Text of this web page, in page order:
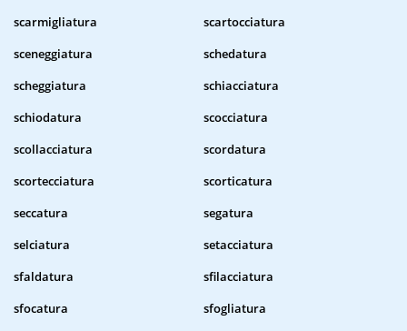
scarmigliatura
scartocciatura
sceneggiatura
schedatura
scheggiatura
schiacciatura
schiodatura
scocciatura
scollacciatura
scordatura
scortecciatura
scorticatura
seccatura
segatura
selciatura
setacciatura
sfaldatura
sfilacciatura
sfocatura
sfogliatura